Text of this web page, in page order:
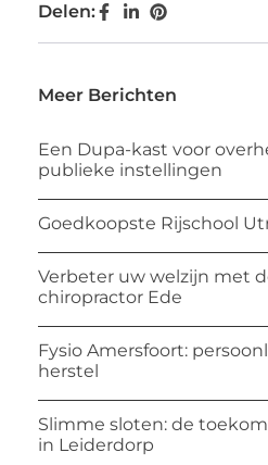
Delen:
Meer Berichten
Een Dupa-kast voor
publieke instellingen
Goedkoopste Rijschool
Verbeter uw welzijn met
chiropractor Ede
Fysio Amersfoort:
herstel
Slimme sloten: de
in Leiderdorp